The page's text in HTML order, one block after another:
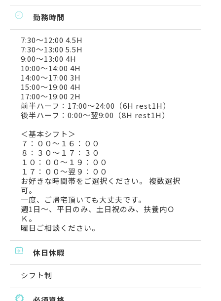
勤務時間
7:30～12:00 4.5H
7:30～13:00 5.5H
9:00～13:00 4H
10:00～14:00 4H
14:00～17:00 3H
15:00～19:00 4H
17:00～19:00 2H
前半ハーフ：17:00～24:00（6H rest1H）
後半ハーフ：0:00～翌9:00（8H rest1H）
＜基本シフト＞
７：００～１６：００
８：３０～１７：３０
１０：００～１９：００
１７：００～翌９：００
お好きな時間帯をご選択ください。 複数選択
可。
一度、ご帰宅頂いても大丈夫です。
週1日～、平日のみ、土日祝のみ、扶養内Ｏ
Ｋ。
曜日ご相談ください。
休日休暇
シフト制